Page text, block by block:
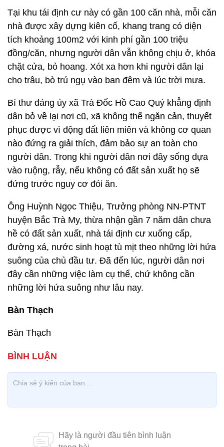
Tại khu tái định cư này có gần 100 căn nhà, mỗi căn
nhà được xây dựng kiên cố, khang trang có diện
tích khoảng 100m2 với kinh phí gần 100 triệu
đồng/căn, nhưng người dân vẫn không chịu ở, khóa
chặt cửa, bỏ hoang. Xót xa hơn khi người dân lại
cho trâu, bò trú ngụ vào ban đêm và lúc trời mưa.
Bí thư đảng ủy xã Trà Đốc Hồ Cao Quý khẳng định
dân bỏ về lại nơi cũ, xã không thể ngăn cản, thuyết
phục được vì động đất liên miên và không cơ quan
nào đứng ra giải thích, đảm bảo sự an toàn cho
người dân. Trong khi người dân nơi đây sống dựa
vào ruộng, rẫy, nếu không có đất sản xuất họ sẽ
đứng trước nguy cơ đói ăn.
Ông Huỳnh Ngọc Thiệu, Trưởng phòng NN-PTNT
huyện Bắc Trà My, thừa nhận gần 7 năm dân chưa
hề có đất sản xuất, nhà tái định cư xuống cấp,
đường xá, nước sinh hoạt tù mịt theo những lời hứa
suông của chủ đầu tư. Đã đến lúc, người dân nơi
đây cần những việc làm cụ thể, chứ không cần
những lời hứa suông như lâu nay.
Bàn Thạch
Bàn Thạch